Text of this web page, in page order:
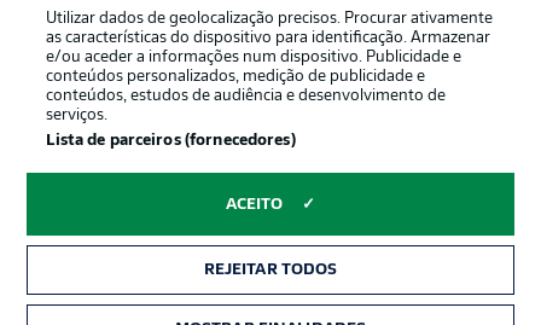
© 2026 Bundesliga-Gruppe GmbH
Escolha seu idioma
Modo de visualização
Utilizar dados de geolocalização precisos. Procurar ativamente
as características do dispositivo para identificação. Armazenar
e/ou aceder a informações num dispositivo. Publicidade e
conteúdos personalizados, medição de publicidade e
conteúdos, estudos de audiência e desenvolvimento de
serviços.
Lista de parceiros (fornecedores)
ACEITO
REJEITAR TODOS